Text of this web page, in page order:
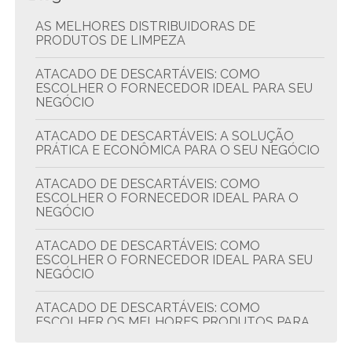
AS MELHORES DISTRIBUIDORAS DE
PRODUTOS DE LIMPEZA
ATACADO DE DESCARTÁVEIS: COMO
ESCOLHER O FORNECEDOR IDEAL PARA SEU
NEGÓCIO
ATACADO DE DESCARTÁVEIS: A SOLUÇÃO
PRÁTICA E ECONÔMICA PARA O SEU NEGÓCIO
ATACADO DE DESCARTÁVEIS: COMO
ESCOLHER O FORNECEDOR IDEAL PARA O
NEGÓCIO
ATACADO DE DESCARTÁVEIS: COMO
ESCOLHER O FORNECEDOR IDEAL PARA SEU
NEGÓCIO
ATACADO DE DESCARTÁVEIS: COMO
ESCOLHER OS MELHORES PRODUTOS PARA